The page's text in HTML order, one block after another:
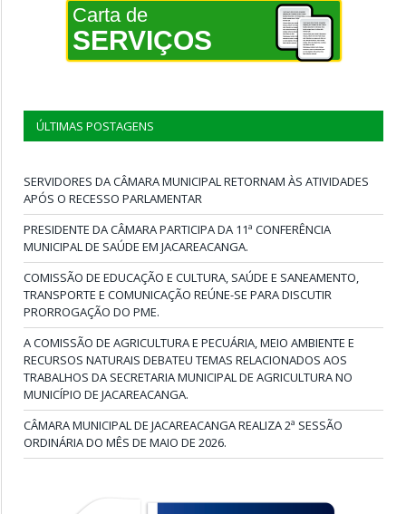
Carta de
SERVIÇOS
ÚLTIMAS POSTAGENS
SERVIDORES DA CÂMARA MUNICIPAL RETORNAM ÀS ATIVIDADES
APÓS O RECESSO PARLAMENTAR
PRESIDENTE DA CÂMARA PARTICIPA DA 11ª CONFERÊNCIA
MUNICIPAL DE SAÚDE EM JACAREACANGA.
COMISSÃO DE EDUCAÇÃO E CULTURA, SAÚDE E SANEAMENTO,
TRANSPORTE E COMUNICAÇÃO REÚNE-SE PARA DISCUTIR
PRORROGAÇÃO DO PME.
A COMISSÃO DE AGRICULTURA E PECUÁRIA, MEIO AMBIENTE E
RECURSOS NATURAIS DEBATEU TEMAS RELACIONADOS AOS
TRABALHOS DA SECRETARIA MUNICIPAL DE AGRICULTURA NO
MUNICÍPIO DE JACAREACANGA.
CÂMARA MUNICIPAL DE JACAREACANGA REALIZA 2ª SESSÃO
ORDINÁRIA DO MÊS DE MAIO DE 2026.